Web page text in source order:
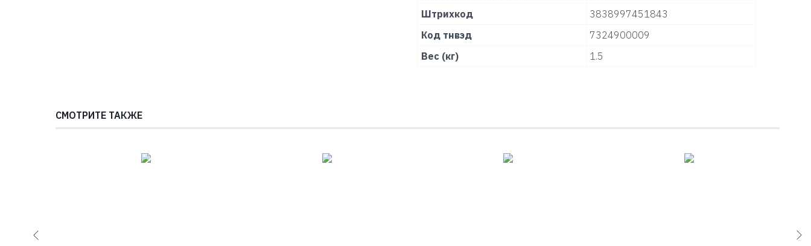
Штрихкод
3838997451843
Код тнвэд
7324900009
Вес (кг)
1.5
СМОТРИТЕ ТАКЖЕ